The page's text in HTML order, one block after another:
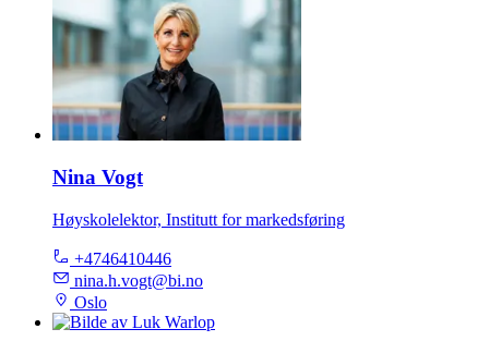
Nina Vogt
Høyskolelektor, Institutt for markedsføring
+4746410446
nina.h.vogt@bi.no
Oslo